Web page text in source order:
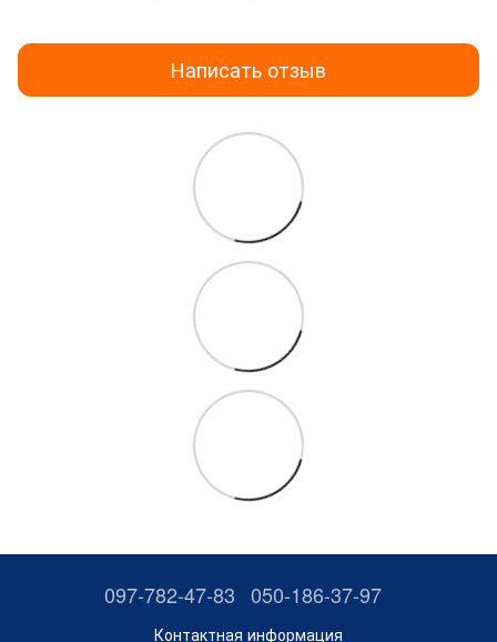
Написать отзыв
097-782-47-83 050-186-37-97
Контактная информация